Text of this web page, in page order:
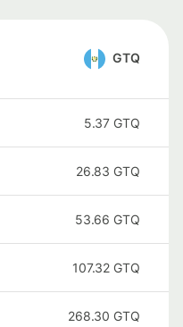
GTQ
5.37 GTQ
26.83 GTQ
53.66 GTQ
107.32 GTQ
268.30 GTQ